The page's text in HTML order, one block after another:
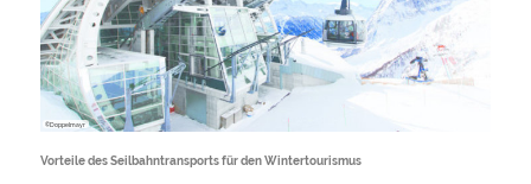
©Doppelmayr
Vorteile des Seilbahntransports für den Wintertourismus